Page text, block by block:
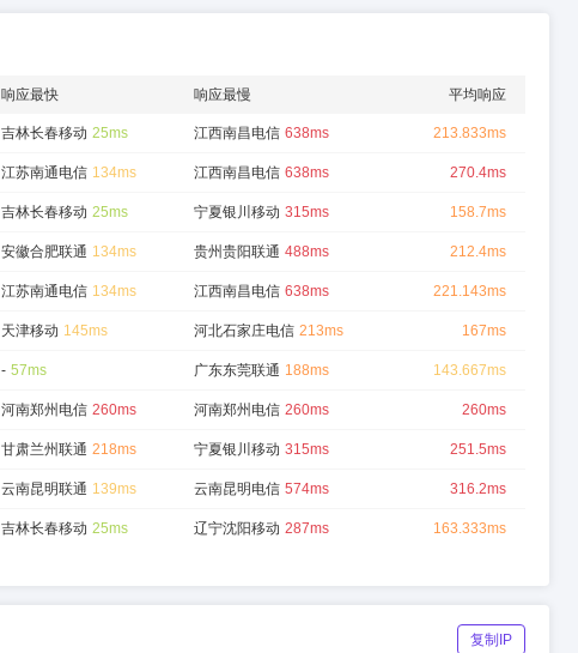
响应最快 响应最慢 平均响应
吉林长春移动 25ms 江西南昌电信 638ms 213.833ms
江苏南通电信 134ms 江西南昌电信 638ms 270.4ms
吉林长春移动 25ms 宁夏银川移动 315ms 158.7ms
安徽合肥联通 134ms 贵州贵阳联通 488ms 212.4ms
江苏南通电信 134ms 江西南昌电信 638ms 221.143ms
天津移动 145ms 河北石家庄电信 213ms 167ms
- 57ms 广东东莞联通 188ms 143.667ms
河南郑州电信 260ms 河南郑州电信 260ms 260ms
甘肃兰州联通 218ms 宁夏银川移动 315ms 251.5ms
云南昆明联通 139ms 云南昆明电信 574ms 316.2ms
吉林长春移动 25ms 辽宁沈阳移动 287ms 163.333ms
复制IP